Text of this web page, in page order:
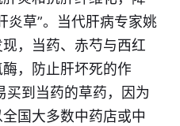
炎草”。当代肝病专家姚
，当药、赤芍与西红
，防止肝坏死的作
买到当药的草药，因为
国大多数中药店或中